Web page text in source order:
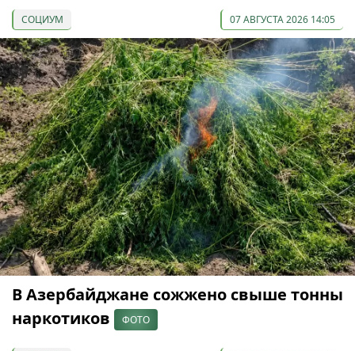
СОЦИУМ 07 АВГУСТА 2026 14:05
В Азербайджане сожжено свыше тонны
наркотиков
ФОТО